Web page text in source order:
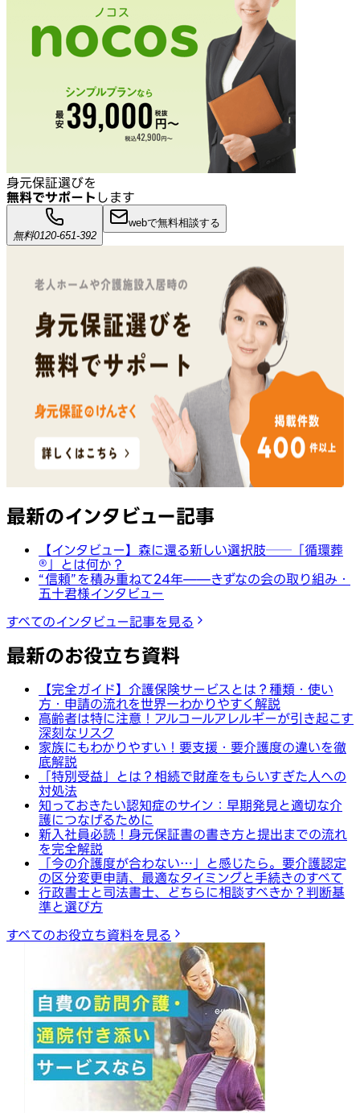
身元保証選びを
無料でサポート します
無料0120-651-392
webで無料相談する
最新のインタビュー記事
【インタビュー】森に還る新しい選択肢──「循環葬
®︎」とは何か？
“信頼”を積み重ねて24年——きずなの会の取り組み・
五十君様インタビュー
すべてのインタビュー記事を見る
最新のお役立ち資料
【完全ガイド】介護保険サービスとは？種類・使い
方・申請の流れを世界一わかりやすく解説
高齢者は特に注意！アルコールアレルギーが引き起こす
深刻なリスク
家族にもわかりやすい！要支援・要介護度の違いを徹
底解説
「特別受益」とは？相続で財産をもらいすぎた人への
対処法
知っておきたい認知症のサイン：早期発見と適切な介
護につなげるために
新入社員必読！身元保証書の書き方と提出までの流れ
を完全解説
「今の介護度が合わない…」と感じたら。要介護認定
の区分変更申請、最適なタイミングと手続きのすべて
行政書士と司法書士、どちらに相談すべきか？判断基
準と選び方
すべてのお役立ち資料を見る